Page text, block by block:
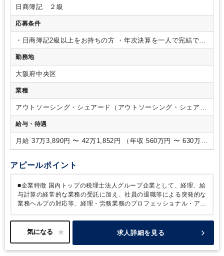
が入力した内容のチェック
・会計システム導入支援
ト対応や訪問等もお任せいたします。
日商簿記 ２級
応募条件
・日商簿記2級以上をお持ちの方 ・年次決算を一人で完結でき
る方・固定資産の計上判断が可能な方（中小特例基準と一般
の判断基準の違いが判る方）
応）・簡易課税での仕訳処理が出来る方
のご経験をお持ちの方
ビス、BPO出身の方
勤務地
大阪府中央区
業種
アウトソーシング・シェアード（アウトソーシング・シェアー
ドサービス）
給与・待遇
月給 37万3,890円 〜 42万1,852円 （年収 560万円 〜 630万
円）
アピールポイント
■企業特徴 国内トップの税理士法人グループ企業として、経理、給
与計算の経常的な業務の受託に加え、社員の退職等による突発的な
業務ヘルプの対応等、経理・労務業務のプロフェッショナル・アシ
険、管理業務をサポートします。高い品質、信頼性、豊富な実務
経験を生かし、お客様の経営課題にお客様の視点で、お客様と一緒
効率化を図る企業が多くなっている中、当社は専門家としての視点
求人詳細を見る